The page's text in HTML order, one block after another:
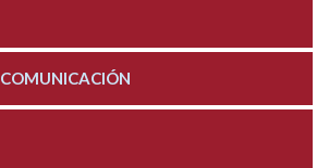
COMUNICACIÓN